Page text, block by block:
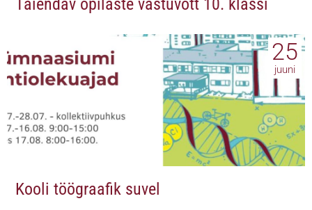
Täiendav õpilaste vastuvõtt 10. klassi
25
juuni
Kooli töögraafik suvel